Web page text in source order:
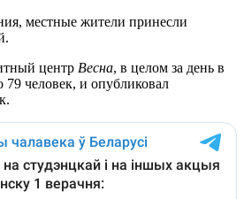
местные жители принесли
центр Весна, в целом за день в
человек, и опубликовал